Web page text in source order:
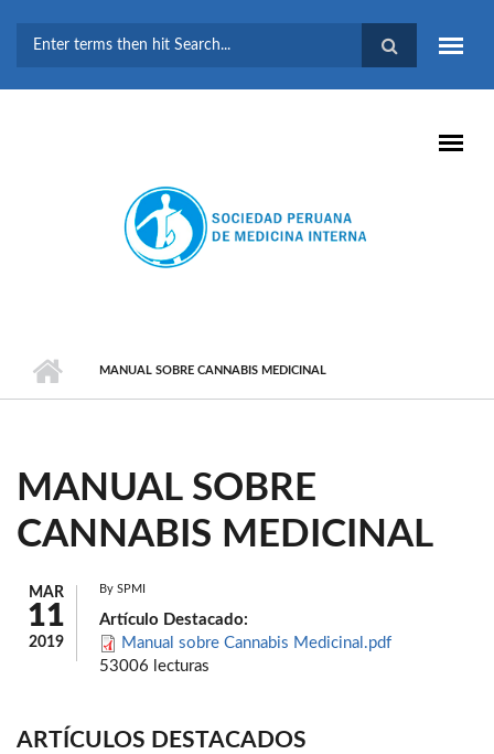
BÚSQUEDA
MANUAL SOBRE CANNABIS MEDICINAL
MANUAL SOBRE
CANNABIS MEDICINAL
MAR
11
2019
By SPMI
Artículo Destacado:
Manual sobre Cannabis Medicinal.pdf
53006 lecturas
ARTÍCULOS DESTACADOS